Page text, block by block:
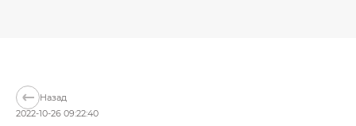
Назад
2022-10-26 09:22:40